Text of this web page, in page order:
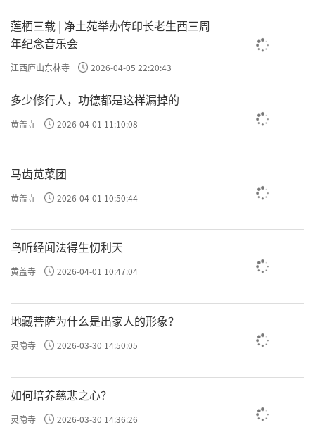
莲栖三载 | 净土苑举办传印长老生西三周
年纪念音乐会
江西庐山东林寺 2026-04-05 22:20:43
多少修行人，功德都是这样漏掉的
黄盖寺 2026-04-01 11:10:08
马齿苋菜团
黄盖寺 2026-04-01 10:50:44
鸟听经闻法得生忉利天
黄盖寺 2026-04-01 10:47:04
地藏菩萨为什么是出家人的形象？
灵隐寺 2026-03-30 14:50:05
如何培养慈悲之心？
灵隐寺 2026-03-30 14:36:26